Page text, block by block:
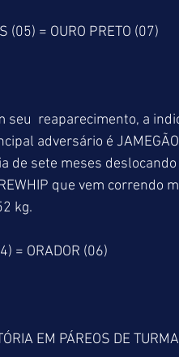
(05) = OURO PRETO (07)
reaparecimento, a
adversário é
de sete meses
que vem correndo
kg.
= ORADOR (06)
EM PÁREOS DE TURMA